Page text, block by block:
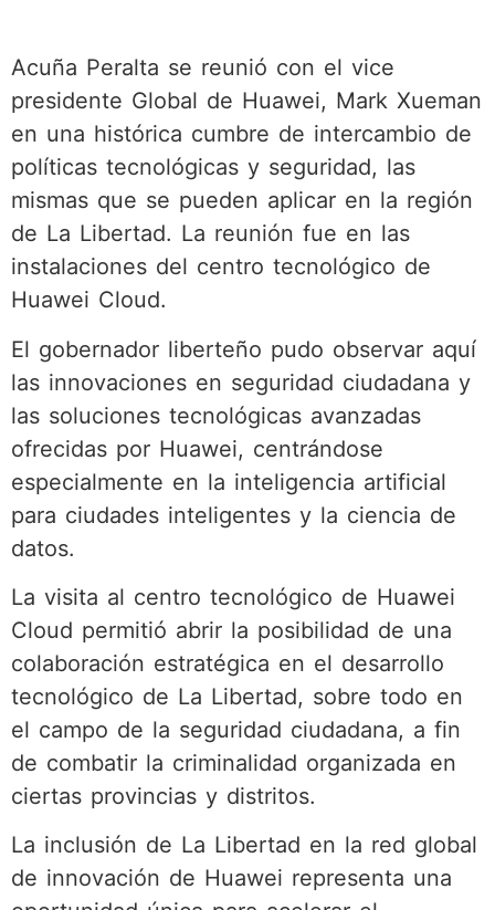
Acuña Peralta se reunió con el vice
presidente Global de Huawei, Mark Xueman
en una histórica cumbre de intercambio de
políticas tecnológicas y seguridad, las
mismas que se pueden aplicar en la región
de La Libertad. La reunión fue en las
instalaciones del centro tecnológico de
Huawei Cloud.
El gobernador liberteño pudo observar aquí
las innovaciones en seguridad ciudadana y
las soluciones tecnológicas avanzadas
ofrecidas por Huawei, centrándose
especialmente en la inteligencia artificial
para ciudades inteligentes y la ciencia de
datos.
La visita al centro tecnológico de Huawei
Cloud permitió abrir la posibilidad de una
colaboración estratégica en el desarrollo
tecnológico de La Libertad, sobre todo en
el campo de la seguridad ciudadana, a fin
de combatir la criminalidad organizada en
ciertas provincias y distritos.
La inclusión de La Libertad en la red global
de innovación de Huawei representa una